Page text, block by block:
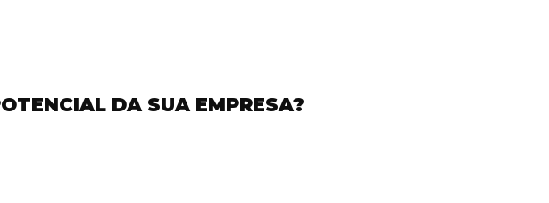
DA SUA EMPRESA?